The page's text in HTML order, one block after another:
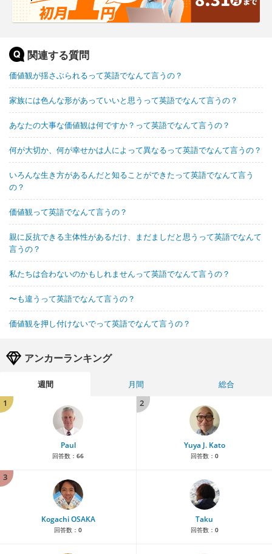
関連する質問
価値観が揺さぶられるって英語でなんて言うの？
家族には色んな形があっていいと思うって英語でなんて言うの？
あなたの大事な価値観は何ですか？って英語でなんて言うの？
何が大切か、何が幸せかは人によって異なるって英語でなんて言うの？
いろんな生き方があるんだと知ることができたって英語でなんて言う
の？
価値観って英語でなんて言うの？
親に反抗できる主体性があるだけ、まだましだと思うって英語でなんて
言うの？
私たちは合わないのかもしれませんって英語でなんて言うの？
〜も違うって英語でなんて言うの？
価値観を押し付けないでって英語でなんて言うの？
アンカーランキング
週間 月間
総合
1
Paul
回答数： 66
2
Yuya J. Kato
回答数： 0
3
Kogachi OSAKA
回答数： 0
Taku
回答数： 0